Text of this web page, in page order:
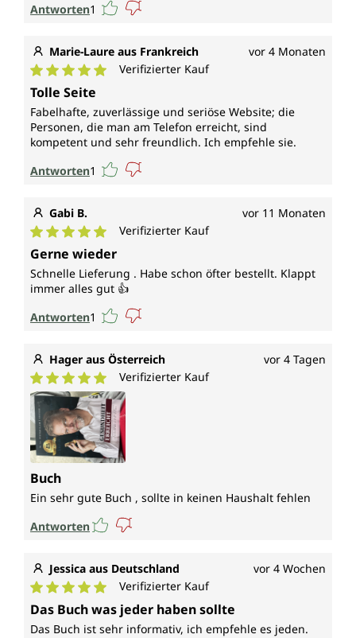
Antworten1
Marie-Laure aus Frankreich vor 4 Monaten
Durchschnittliche Bewertung von 5 von 5 Sternen
Verifizierter Kauf
Tolle Seite
Fabelhafte, zuverlässige und seriöse Website; die
Personen, die man am Telefon erreicht, sind
kompetent und sehr freundlich. Ich empfehle sie.
Antworten1
Gabi B. vor 11 Monaten
Durchschnittliche Bewertung von 5 von 5 Sternen
Verifizierter Kauf
Gerne wieder
Schnelle Lieferung . Habe schon öfter bestellt. Klappt
immer alles gut 👍
Antworten1
Hager aus Österreich vor 4 Tagen
Durchschnittliche Bewertung von 5 von 5 Sternen
Verifizierter Kauf
Buch
Ein sehr gute Buch , sollte in keinen Haushalt fehlen
Antworten
Jessica aus Deutschland vor 4 Wochen
Durchschnittliche Bewertung von 5 von 5 Sternen
Verifizierter Kauf
Das Buch was jeder haben sollte
Das Buch ist sehr informativ, ich empfehle es jeden.